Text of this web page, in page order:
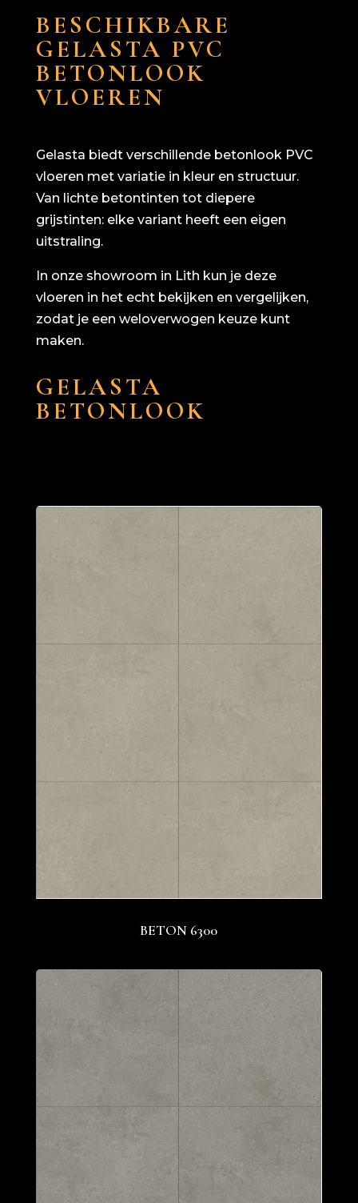
BESCHIKBARE
GELASTA PVC
BETONLOOK
VLOEREN
Gelasta biedt verschillende betonlook PVC
vloeren met variatie in kleur en structuur.
Van lichte beton­tinten tot diepere
grijstinten: elke variant heeft een eigen
uitstraling.
In onze showroom in Lith kun je deze
vloeren in het echt bekijken en vergelijken,
zodat je een weloverwogen keuze kunt
maken.
GELASTA
BETONLOOK
BETON 6300